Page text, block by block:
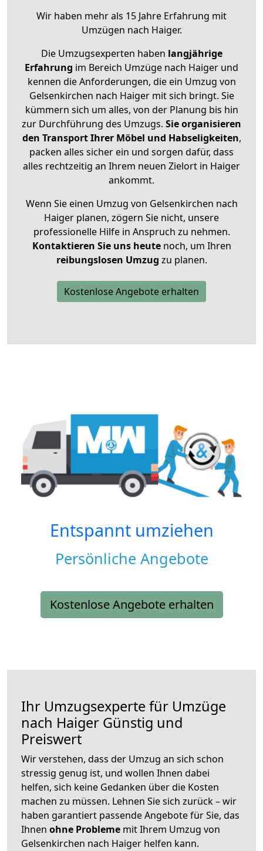
Wir haben mehr als 15 Jahre Erfahrung mit
Umzügen nach Haiger.
Die Umzugsexperten haben langjährige
Erfahrung im Bereich Umzüge nach Haiger und
kennen die Anforderungen, die ein Umzug von
Gelsenkirchen nach Haiger mit sich bringt. Sie
kümmern sich um alles, von der Planung bis hin
zur Durchführung des Umzugs. Sie organisieren
den Transport Ihrer Möbel und Habseligkeiten,
packen alles sicher ein und sorgen dafür, dass
alles rechtzeitig an Ihrem neuen Zielort in Haiger
ankommt.
Wenn Sie einen Umzug von Gelsenkirchen nach
Haiger planen, zögern Sie nicht, unsere
professionelle Hilfe in Anspruch zu nehmen.
Kontaktieren Sie uns heutenoch, um Ihren
reibungslosen Umzug zu planen.
Kostenlose Angebote erhalten
Entspannt umziehen
Persönliche Angebote
Kostenlose Angebote erhalten
Ihr Umzugsexperte für Umzüge
nach Haiger Günstig und
Preiswert
Wir verstehen, dass der Umzug an sich schon
stressig genug ist, und wollen Ihnen dabei
helfen, sich keine Gedanken über die Kosten
machen zu müssen. Lehnen Sie sich zurück – wir
haben garantiert passende Angebote für Sie, das
Ihnen ohne Probleme mit Ihrem Umzug von
Gelsenkirchen nach Haiger helfen kann.